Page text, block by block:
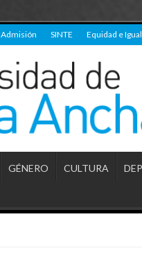
Admisión SINTE Equidad e
GÉNERO CULTURA